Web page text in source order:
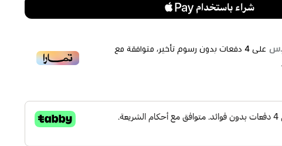
على 4 دفعات بدون رسوم تأخير، متوافقة مع